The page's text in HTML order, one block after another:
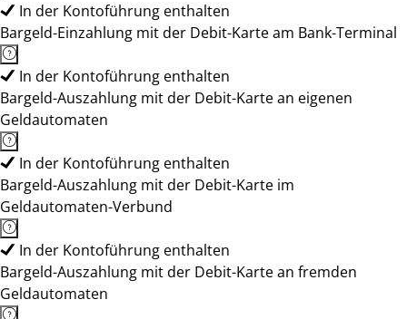
In der Kontoführung enthalten
Bargeld-Einzahlung mit der Debit-Karte am Bank-Terminal
In der Kontoführung enthalten
Bargeld-Auszahlung mit der Debit-Karte an eigenen
Geldautomaten
In der Kontoführung enthalten
Bargeld-Auszahlung mit der Debit-Karte im
Geldautomaten-Verbund
In der Kontoführung enthalten
Bargeld-Auszahlung mit der Debit-Karte an fremden
Geldautomaten